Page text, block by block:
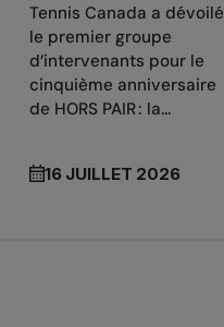
Tennis Canada a dévoilé
le premier groupe
d’intervenants pour le
cinquième anniversaire
de HORS PAIR : la...
16 JUILLET 2026